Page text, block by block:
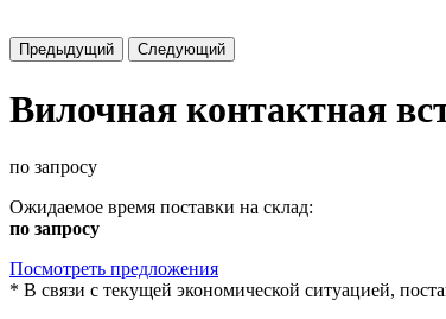
Предыдущий Следующий
Вилочная контактная
по запросу
Ожидаемое время поставки на склад:
по запросу
Посмотреть предложения
* В связи с текущей экономической ситуацией,